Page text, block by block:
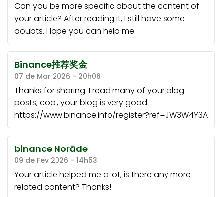
Can you be more specific about the content of
your article? After reading it, I still have some
doubts. Hope you can help me.
Binance推荐奖金
07 de Mar 2026 - 20h06
Thanks for sharing. I read many of your blog
posts, cool, your blog is very good.
https://www.binance.info/register?ref=JW3W4Y3A
binance Norāde
09 de Fev 2026 - 14h53
Your article helped me a lot, is there any more
related content? Thanks!